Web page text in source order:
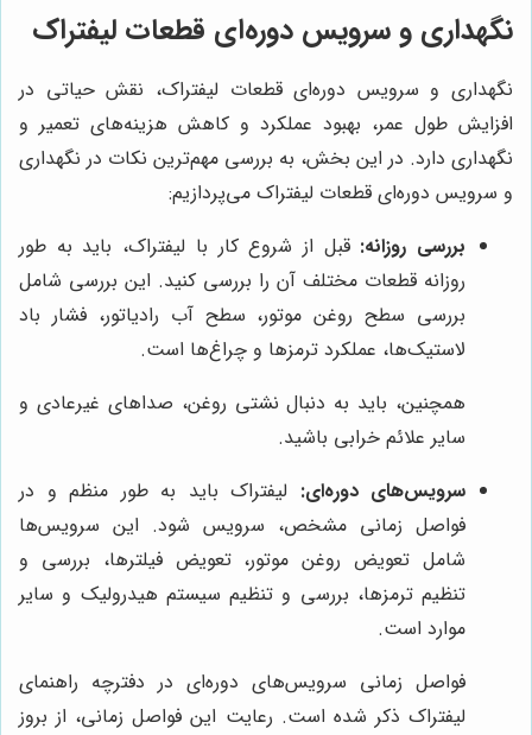
نگهداری و سرویس دوره‌ای قطعات لیفتراک
نگهداری و سرویس دوره‌ای قطعات لیفتراک، نقش حیاتی در
افزایش طول عمر، بهبود عملکرد و کاهش هزینه‌های تعمیر و
نگهداری دارد. در این بخش، به بررسی مهم‌ترین نکات در نگهداری
و سرویس دوره‌ای قطعات لیفتراک می‌پردازیم:
بررسی روزانه: قبل از شروع کار با لیفتراک، باید به طور
روزانه قطعات مختلف آن را بررسی کنید. این بررسی شامل
بررسی سطح روغن موتور، سطح آب رادیاتور، فشار باد
لاستیک‌ها، عملکرد ترمزها و چراغ‌ها است.
همچنین، باید به دنبال نشتی روغن، صداهای غیرعادی و
سایر علائم خرابی باشید.
سرویس‌های دوره‌ای: لیفتراک باید به طور منظم و در
فواصل زمانی مشخص، سرویس شود. این سرویس‌ها
شامل تعویض روغن موتور، تعویض فیلترها، بررسی و
تنظیم ترمزها، بررسی و تنظیم سیستم هیدرولیک و سایر
موارد است.
فواصل زمانی سرویس‌های دوره‌ای در دفترچه راهنمای
لیفتراک ذکر شده است. رعایت این فواصل زمانی، از بروز